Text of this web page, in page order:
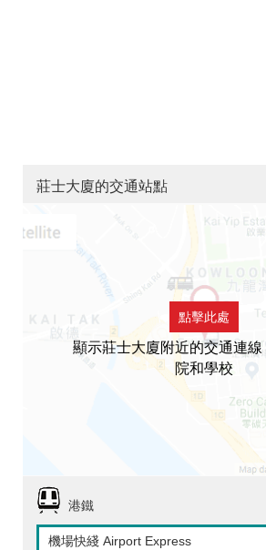
莊士大廈的交通站點
點擊此處
顯示莊士大廈附近的交通連
院和學校
港鐵
機場快綫 Airport Express